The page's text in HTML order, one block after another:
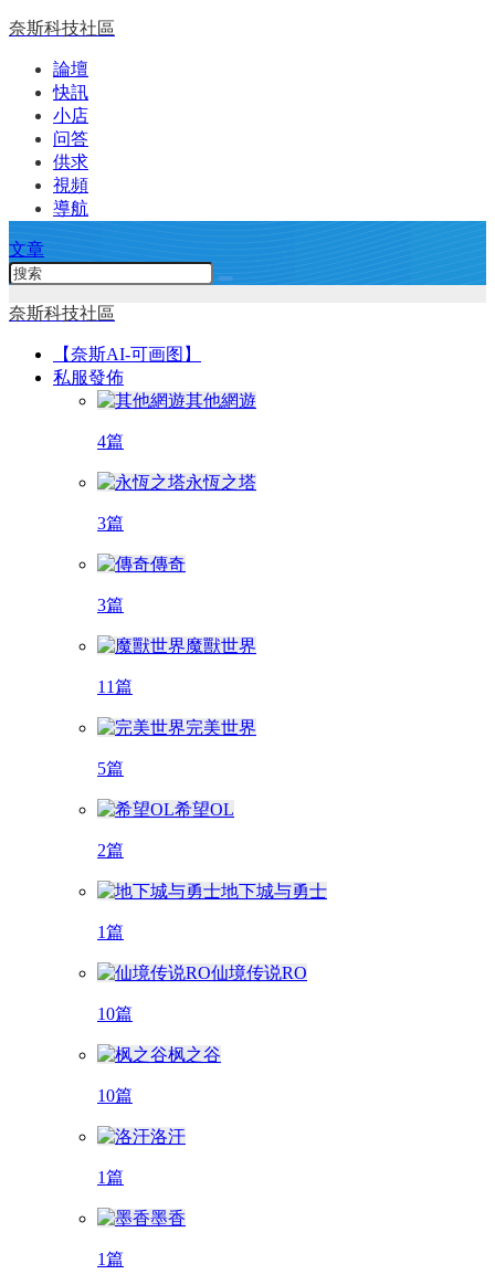
奈斯科技社區
論壇
快訊
小店
问答
供求
視頻
導航
文章
奈斯科技社區
【奈斯AI-可画图】
私服發佈
其他網遊
4篇
永恆之塔
3篇
傳奇
3篇
魔獸世界
11篇
完美世界
5篇
希望OL
2篇
地下城与勇士
1篇
仙境传说RO
10篇
枫之谷
10篇
洛汗
1篇
墨香
1篇